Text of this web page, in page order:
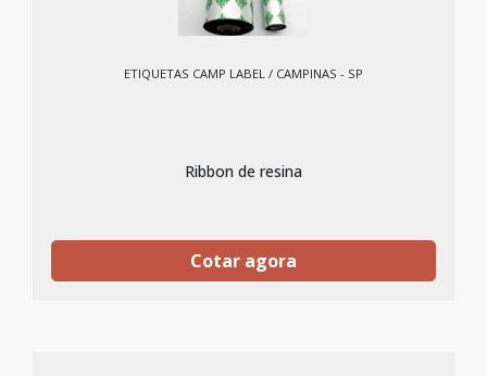
ETIQUETAS CAMP LABEL / CAMPINAS - SP
Ribbon de resina
Cotar agora